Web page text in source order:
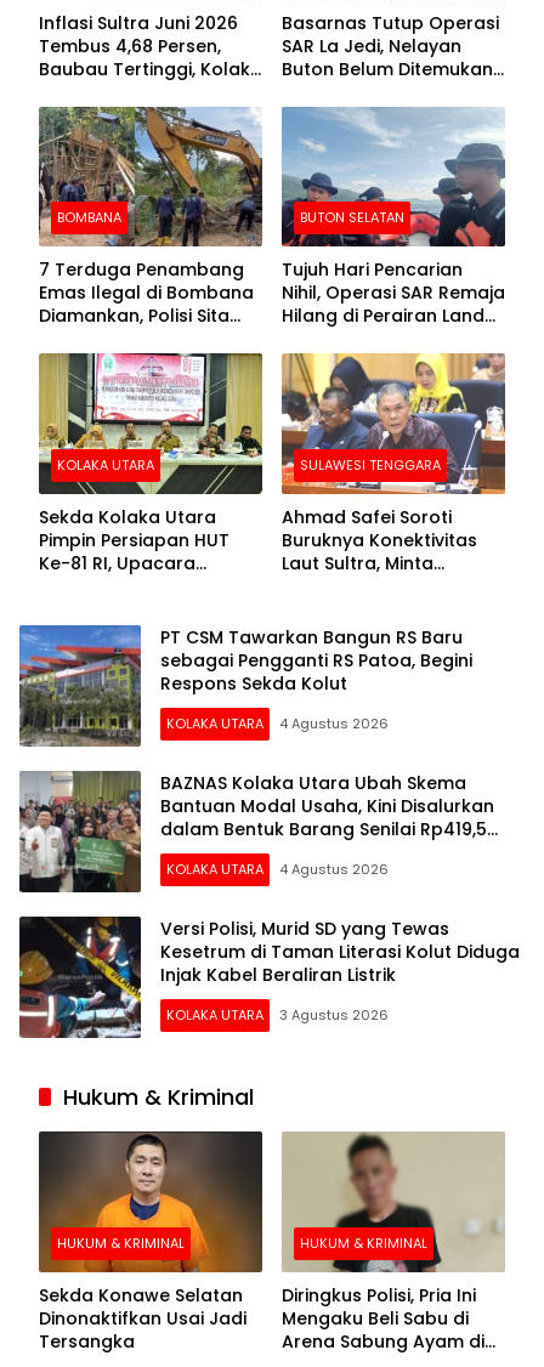
Inflasi Sultra Juni 2026
Tembus 4,68 Persen,
Baubau Tertinggi, Kolaka
Basarnas Tutup Operasi
SAR La Jedi, Nelayan
Buton Belum Ditemukan
BOMBANA
7 Terduga Penambang
Emas Ilegal di Bombana
Diamankan, Polisi Sita
Crusher
BUTON SELATAN
Tujuh Hari Pencarian
Nihil, Operasi SAR Remaja
Hilang di Perairan Lande
KOLAKA UTARA
Sekda Kolaka Utara
Pimpin Persiapan HUT
Ke-81 RI, Upacara
SULAWESI TENGGARA
Ahmad Safei Soroti
Buruknya Konektivitas
Laut Sultra, Minta
PT CSM Tawarkan Bangun RS Baru
sebagai Pengganti RS Patoa, Begini
Respons Sekda Kolut
KOLAKA UTARA 4 Agustus 2026
BAZNAS Kolaka Utara Ubah Skema
Bantuan Modal Usaha, Kini Disalurkan
dalam Bentuk Barang Senilai Rp419,5
Juta
KOLAKA UTARA 4 Agustus 2026
Versi Polisi, Murid SD yang Tewas
Kesetrum di Taman Literasi Kolut Diduga
Injak Kabel Beraliran Listrik
KOLAKA UTARA 3 Agustus 2026
Hukum & Kriminal
HUKUM & KRIMINAL
Sekda Konawe Selatan
Dinonaktifkan Usai Jadi
Tersangka
HUKUM & KRIMINAL
Diringkus Polisi, Pria Ini
Mengaku Beli Sabu di
Arena Sabung Ayam di